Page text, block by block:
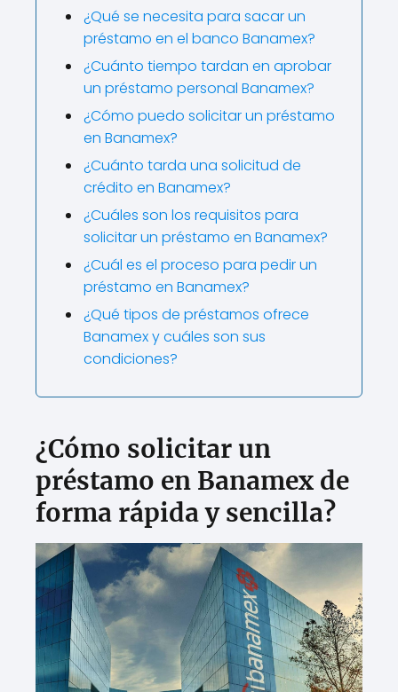
¿Qué se necesita para sacar un
préstamo en el banco Banamex?
¿Cuánto tiempo tardan en aprobar
un préstamo personal Banamex?
¿Cómo puedo solicitar un préstamo
en Banamex?
¿Cuánto tarda una solicitud de
crédito en Banamex?
¿Cuáles son los requisitos para
solicitar un préstamo en Banamex?
¿Cuál es el proceso para pedir un
préstamo en Banamex?
¿Qué tipos de préstamos ofrece
Banamex y cuáles son sus
condiciones?
¿Cómo solicitar un
préstamo en Banamex de
forma rápida y sencilla?